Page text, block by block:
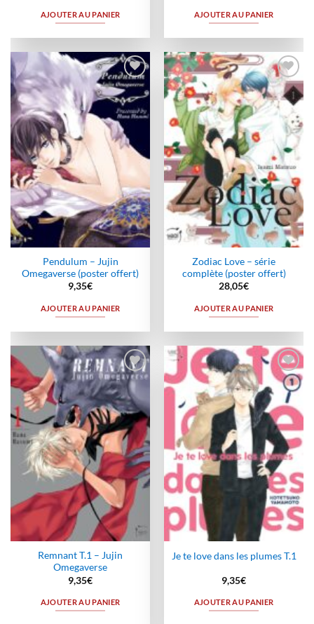
AJOUTER AU PANIER AJOUTER AU PANIER
Ajouter
à la
wishlist
Pendulum – Jujin
Omegaverse (poster offert)
9,35€
AJOUTER AU PANIER
Ajouter
à la
wishlist
Zodiac Love – série
complète (poster offert)
28,05€
AJOUTER AU PANIER
Ajouter
à la
wishlist
Remnant T.1 – Jujin
Omegaverse
9,35€
AJOUTER AU PANIER
Ajouter
à la
wishlist
Je te love dans les plumes T.1
9,35€
AJOUTER AU PANIER